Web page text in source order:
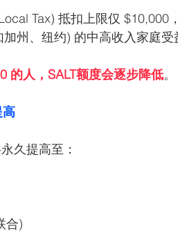
Tax) 抵扣上限仅 $10,000
州、纽约) 的中高收入家庭受
的人，SALT额度会逐步降低。
久提高至：
合)